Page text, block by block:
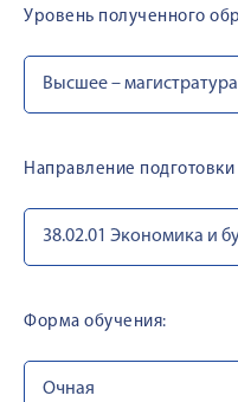
Уровень полученного
Направление подготовки
Форма обучения: